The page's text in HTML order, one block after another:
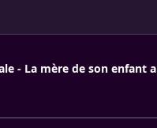
- La mère de son enfant